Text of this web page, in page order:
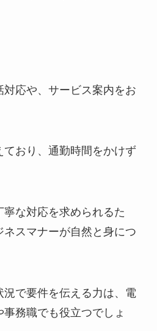
応や、サービス案内をお
おり、通勤時間をかけず
な対応を求められるた
ネスマナーが自然と身につ
で要件を伝える力は、電
務職でも役立つでしょ